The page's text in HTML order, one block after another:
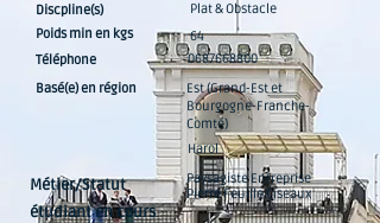
Discpline(s)
Plat & Obstacle
Poids min en kgs
64
Téléphone
0687668800
Basé(e) en région
Est (Grand-Est et
Bourgogne-Franche-
Comté)
Harol
Métier/Statut
étudiant en cours
Paysagiste Entreprise
Pierre Feuille Ciseaux